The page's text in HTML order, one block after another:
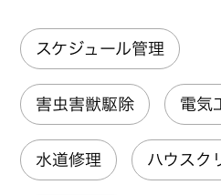
スケジュール管理
害虫害獣駆除 電気
水道修理 ハウスク